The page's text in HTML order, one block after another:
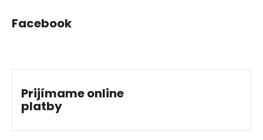
Facebook
Prijímame online
platby